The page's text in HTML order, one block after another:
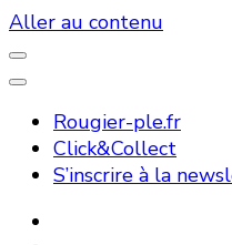
Aller au contenu
Rougier-ple.fr
Click&Collect
S’inscrire à la